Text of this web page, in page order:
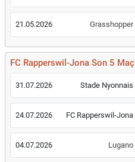
21.05.2026 Grasshopper
FC Rapperswil-Jona Son 5 Maç
31.07.2026 Stade Nyonnais
24.07.2026 FC Rapperswil-Jona
04.07.2026 Lugano